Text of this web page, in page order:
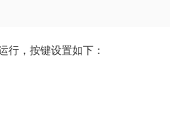
行，按键设置如下：